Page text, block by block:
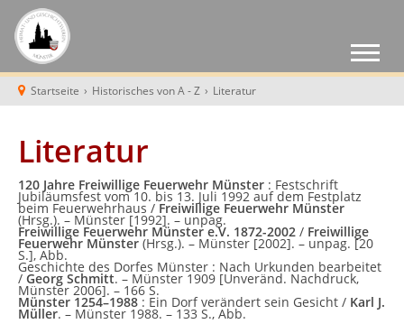
Startseite › Historisches von A - Z › Literatur
Literatur
120 Jahre Freiwillige Feuerwehr Münster : Festschrift
Jubiläumsfest vom 10. bis 13. Juli 1992 auf dem Festplatz
beim Feuerwehrhaus / Freiwillige Feuerwehr Münster
(Hrsg.). – Münster [1992]. – unpag.
Freiwillige Feuerwehr Münster e.V. 1872-2002 / Freiwillige
Feuerwehr Münster (Hrsg.). – Münster [2002]. – unpag. [20
S.], Abb.
Geschichte des Dorfes Münster : Nach Urkunden bearbeitet
/ Georg Schmitt. – Münster 1909 [Unveränd. Nachdruck,
Münster 2006]. – 166 S.
Münster 1254–1988 : Ein Dorf verändert sein Gesicht / Karl J.
Müller. – Münster 1988. – 133 S., Abb.